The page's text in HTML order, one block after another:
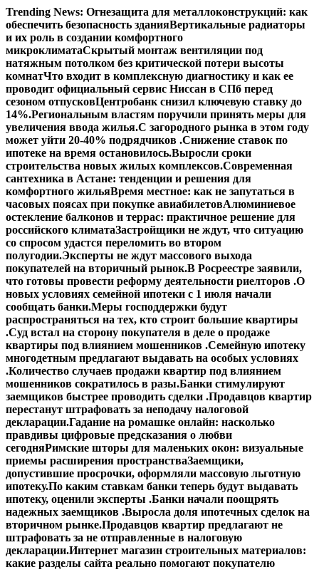
Перейти
к
содержимому
Trending News: Огнезащита для металлоконструкций: как
обеспечить безопасность зданияВертикальные радиаторы
и их роль в создании комфортного
микроклиматаСкрытый монтаж вентиляции под
натяжным потолком без критической потери высоты
комнатЧто входит в комплексную диагностику и как ее
проводит официальный сервис Ниссан в СПб перед
сезоном отпусковЦентробанк снизил ключевую ставку до
14%.Региональным властям поручили принять меры для
увеличения ввода жилья.С загородного рынка в этом году
может уйти 20-40% подрядчиков .Снижение ставок по
ипотеке на время остановилось.Выросли сроки
строительства новых жилых комплексов.Современная
сантехника в Астане: тенденции и решения для
комфортного жильяВремя местное: как не запутаться в
часовых поясах при покупке авиабилетовАлюминиевое
остекление балконов и террас: практичное решение для
российского климатаЗастройщики не ждут, что ситуацию
со спросом удастся переломить во втором
полугодии.Эксперты не ждут массового выхода
покупателей на вторичный рынок.В Росреестре заявили,
что готовы провести реформу деятельности риелторов .О
новых условиях семейной ипотеки с 1 июля начали
сообщать банки.Меры господдержки будут
распространяться на тех, кто строит большие квартиры
.Суд встал на сторону покупателя в деле о продаже
квартиры под влиянием мошенников .Семейную ипотеку
многодетным предлагают выдавать на особых условиях
.Количество случаев продажи квартир под влиянием
мошенников сократилось в разы.Банки стимулируют
заемщиков быстрее проводить сделки .Продавцов квартир
перестанут штрафовать за неподачу налоговой
декларации.Гадание на ромашке онлайн: насколько
правдивы цифровые предсказания о любви
сегодняРимские шторы для маленьких окон: визуальные
приемы расширения пространстваЗаемщики,
допустившие просрочки, оформляли массовую льготную
ипотеку.По каким ставкам банки теперь будут выдавать
ипотеку, оценили эксперты .Банки начали поощрять
надежных заемщиков .Выросла доля ипотечных сделок на
вторичном рынке.Продавцов квартир предлагают не
штрафовать за не отправленные в налоговую
декларации.Интернет магазин строительных материалов:
какие разделы сайта реально помогают покупателю